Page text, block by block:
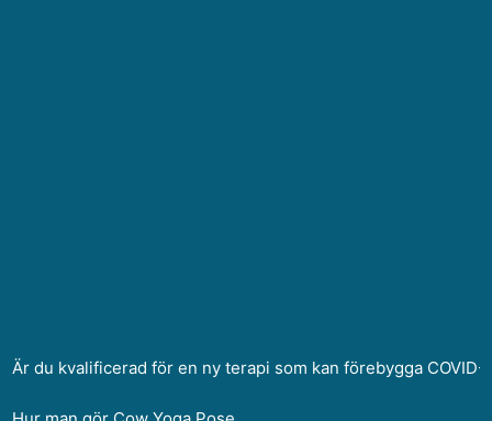
Är du kvalificerad för en ny terapi som kan förebygga COVID-